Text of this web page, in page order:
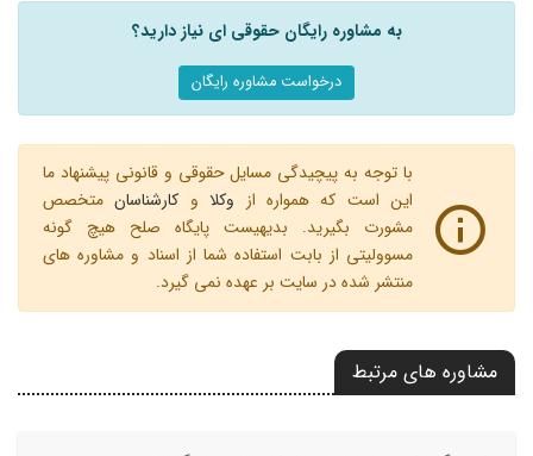
به مشاوره رایگان حقوقی ای نیاز دارید؟
درخواست مشاوره رایگان
با توجه به پیچیدگی مسایل حقوقی و قانونی پیشنهاد ما
این است که همواره از وکلاو کارشناسانمتخصص
مشورت بگیرید. بدیهیست پایگاه صلح هیچ گونه
مسوولیتی از بابت استفاده شما از اسناد و مشاوره های
منتشر شده در سایت بر عهده نمی گیرد.
مشاوره های مرتبط